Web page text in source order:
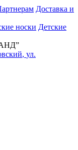
Доставка и
носки Детские
, ул.